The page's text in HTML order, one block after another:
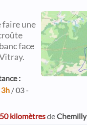
faire une
face
:
3h / 03 -
kilomètresdeChemilly